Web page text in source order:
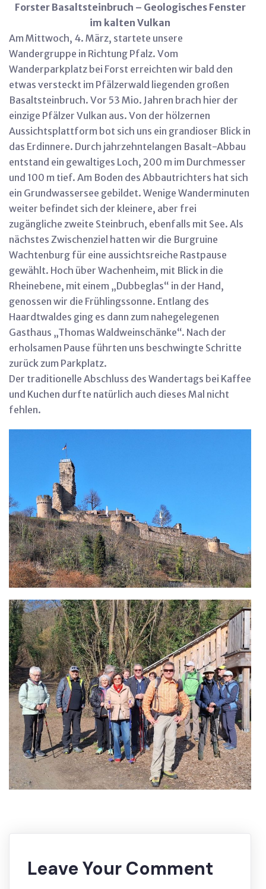
Forster Basaltsteinbruch – Geologisches Fenster
im kalten Vulkan
Am Mittwoch, 4. März, startete unsere
Wandergruppe in Richtung Pfalz. Vom
Wanderparkplatz bei Forst erreichten wir bald den
etwas versteckt im Pfälzerwald liegenden großen
Basaltsteinbruch. Vor 53 Mio. Jahren brach hier der
einzige Pfälzer Vulkan aus. Von der hölzernen
Aussichtsplattform bot sich uns ein grandioser Blick in
das Erdinnere. Durch jahrzehntelangen Basalt-Abbau
entstand ein gewaltiges Loch, 200 m im Durchmesser
und 100 m tief. Am Boden des Abbautrichters hat sich
ein Grundwassersee gebildet. Wenige Wanderminuten
weiter befindet sich der kleinere, aber frei
zugängliche zweite Steinbruch, ebenfalls mit See. Als
nächstes Zwischenziel hatten wir die Burgruine
Wachtenburg für eine aussichtsreiche Rastpause
gewählt. Hoch über Wachenheim, mit Blick in die
Rheinebene, mit einem „Dubbeglas“ in der Hand,
genossen wir die Frühlingssonne. Entlang des
Haardtwaldes ging es dann zum nahegelegenen
Gasthaus „Thomas Waldweinschänke“. Nach der
erholsamen Pause führten uns beschwingte Schritte
zurück zum Parkplatz.
Der traditionelle Abschluss des Wandertags bei Kaffee
und Kuchen durfte natürlich auch dieses Mal nicht
fehlen.
Leave Your Comment